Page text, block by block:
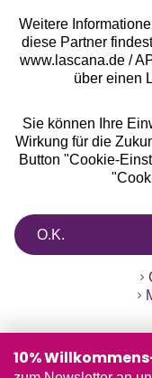
Weitere
diese Partner
www.lascana.de /
über einen
Sie können Ihre
Wirkung für die
Button "Cookie-
O.K.
10%